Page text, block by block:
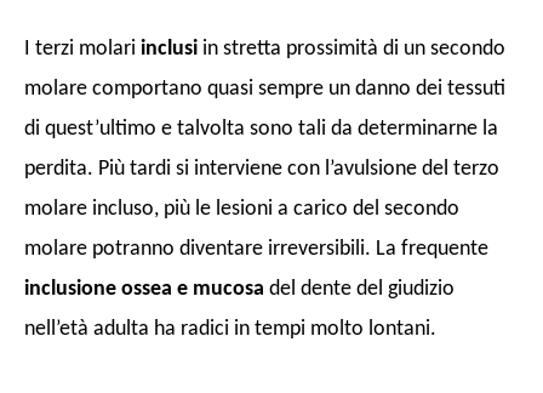
I terzi molari inclusi in stretta prossimità di un secondo
molare comportano quasi sempre un danno dei tessuti
di quest’ultimo e talvolta sono tali da determinarne la
perdita. Più tardi si interviene con l’avulsione del terzo
molare incluso, più le lesioni a carico del secondo
molare potranno diventare irreversibili. La frequente
inclusione ossea e mucosa del dente del giudizio
nell’età adulta ha radici in tempi molto lontani.